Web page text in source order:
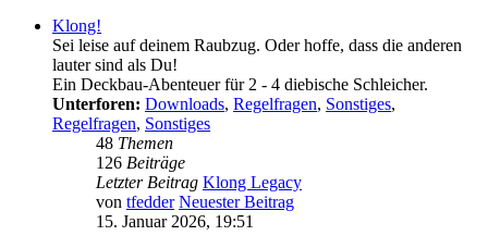
Klong!
Sei leise auf deinem Raubzug. Oder hoffe, dass die anderen
lauter sind als Du!
Ein Deckbau-Abenteuer für 2 - 4 diebische Schleicher.
Unterforen: Downloads, Regelfragen, Sonstiges,
Regelfragen, Sonstiges
48 Themen
126 Beiträge
Letzter Beitrag Klong Legacy
von tfedder Neuester Beitrag
15. Januar 2026, 19:51